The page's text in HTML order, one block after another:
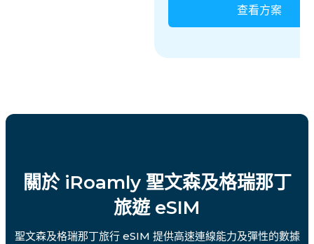
查看方案
關於 iRoamly 聖文森及格瑞那丁
旅遊 eSIM
聖文森及格瑞那丁旅行 eSIM 提供高速連線能力及彈性的數據